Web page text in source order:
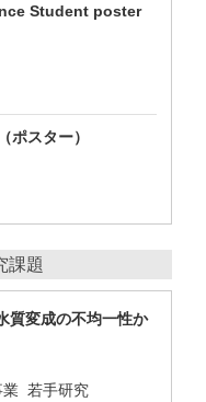
Student poster
ポスター）
課題
質変成の不均一性か
業 若手研究